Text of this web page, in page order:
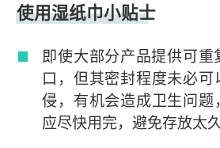
使用湿纸巾小贴士
即使大部分产品提供可
口，但其密封程度未必
侵，有机会造成卫生问
应尽快用完，避免存放太久